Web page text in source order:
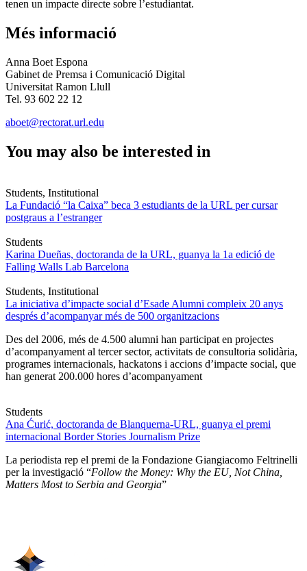
tenen un impacte directe sobre l’estudiantat.
Més informació
Anna Boet Espona
Gabinet de Premsa i Comunicació Digital
Universitat Ramon Llull
Tel. 93 602 22 12
aboet@rectorat.url.edu
You may also be interested in
Students, Institutional
La Fundació “la Caixa” beca 3 estudiants de la URL per cursar
postgraus a l’estranger
Students
Karina Dueñas, doctoranda de la URL, guanya la 1a edició de
Falling Walls Lab Barcelona
Students, Institutional
La iniciativa d’impacte social d’Esade Alumni compleix 20 anys
després d’acompanyar més de 500 organitzacions
Des del 2006, més de 4.500 alumni han participat en projectes
d’acompanyament al tercer sector, activitats de consultoria solidària,
programes internacionals, hackatons i accions d’impacte social, que
han generat 200.000 hores d’acompanyament
Students
Ana Ćurić, doctoranda de Blanquerna-URL, guanya el premi
internacional Border Stories Journalism Prize
La periodista rep el premi de la Fondazione Giangiacomo Feltrinelli
per la investigació “Follow the Money: Why the EU, Not China,
Matters Most to Serbia and Georgia”